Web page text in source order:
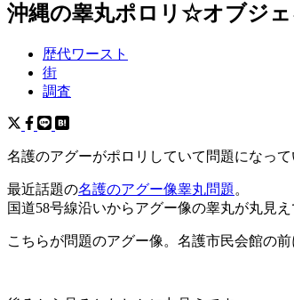
沖縄の睾丸ポロリ☆オブジ
歴代ワースト
街
調査
名護のアグーがポロリしていて問題になっ
最近話題の名護のアグー像睾丸問題 。
国道58号線沿いからアグー像の睾丸が丸見
こちらが問題のアグー像。名護市民会館の前